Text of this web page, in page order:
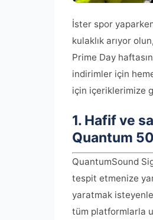
İster spor
kulaklık arıyor
Prime Day
indirimler için
için içeriklerimize
1. Hafif ve
Quantum
QuantumSound
tespit etmenize
yaratmak
tüm platformlarla